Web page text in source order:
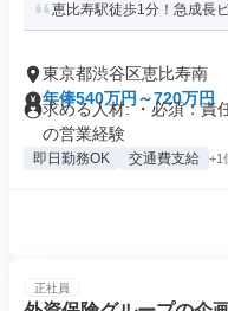
恵比寿駅徒歩1分！急成長
東京都渋谷区恵比寿南
年俸540万円～720万円
求める人材: ・必須：責
の営業経験
即日勤務OK 交通費支給 +1
正社員